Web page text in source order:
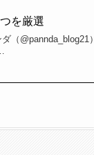
を厳選
（@pannda_blog21）